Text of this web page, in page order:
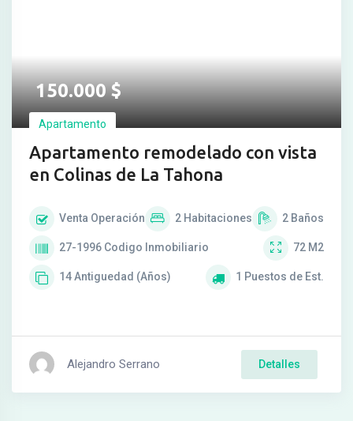
150.000$
Apartamento
Apartamento remodelado con vista
en Colinas de La Tahona
Venta Operación 2 Habitaciones 2 Baños
27-1996 Codigo Inmobiliario 72 M2
14Antiguedad (Años) 1 Puestos de Est.
Alejandro Serrano Detalles